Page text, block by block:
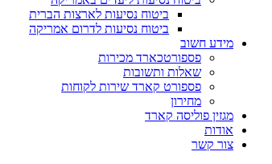
ביטוח נסיעות לארצות הברית
ביטוח נסיעות לדרום אמריקה
מידע חשוב
פספורטכארד מכירות
שאלות ותשובות
פספורט קארד שירות לקוחות
מחירון
מגזין פוליסה קארד
אודות
צור קשר